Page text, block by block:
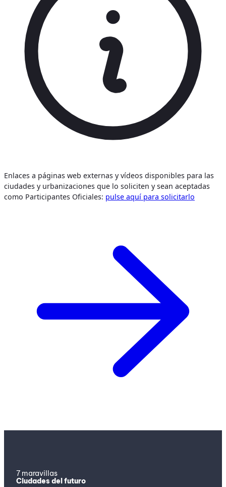
Enlaces a páginas web externas y vídeos disponibles para las
ciudades y urbanizaciones que lo soliciten y sean aceptadas
como Participantes Oficiales: pulse aquí para solicitarlo
7 maravillas
Ciudades del futuro